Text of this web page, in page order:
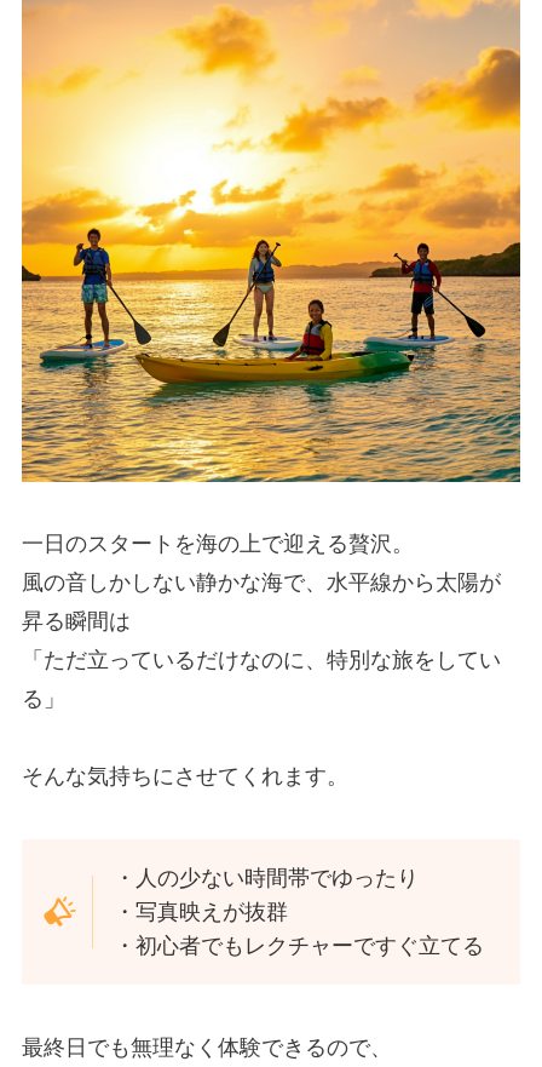
一日のスタートを海の上で迎える贅沢。
風の音しかしない静かな海で、水平線から太陽が
昇る瞬間は
「ただ立っているだけなのに、特別な旅をしてい
る」
そんな気持ちにさせてくれます。
・人の少ない時間帯でゆったり
・写真映えが抜群
・初心者でもレクチャーですぐ立てる
最終日でも無理なく体験できるので、